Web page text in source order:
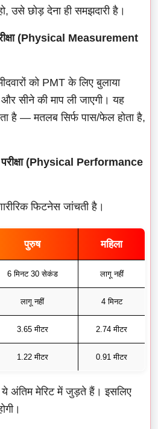
उसे छोड़ देना ही समझदारी है।
(Physical Measurement
को PMT के लिए बुलाया
सीने की माप ली जाएगी। यह
है — मतलब सिर्फ पास/फेल होता है,
परीक्षा (Physical Performance
फिटनेस जांचती है।
पुरुष महिला
6 मिनट 30 सेकंड लागू नहीं
लागू नहीं 4 मिनट
3.65 मीटर 2.74 मीटर
1.22 मीटर 0.91 मीटर
अंतिम मेरिट में जुड़ते हैं। इसलिए